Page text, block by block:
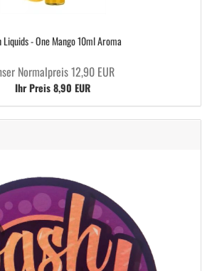
Liquids - One Mango 10ml Aroma
Normalpreis 12,90 EUR
Ihr Preis 8,90 EUR